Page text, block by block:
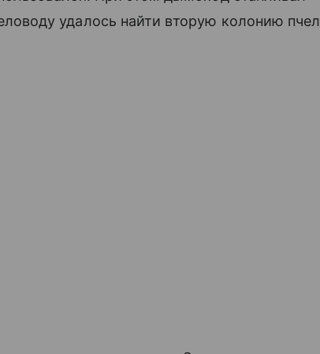
удалось найти вторую колонию пчел